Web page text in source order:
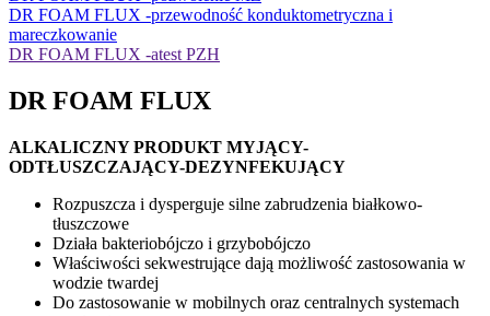
DR FOAM FLUX -przewodność konduktometryczna i
mareczkowanie
DR FOAM FLUX -atest PZH
DR FOAM FLUX
ALKALICZNY PRODUKT MYJĄCY-
ODTŁUSZCZAJĄCY-DEZYNFEKUJĄCY
Rozpuszcza i dysperguje silne zabrudzenia białkowo-
tłuszczowe
Działa bakteriobójczo i grzybobójczo
Właściwości sekwestrujące dają możliwość zastosowania w
wodzie twardej
Do zastosowanie w mobilnych oraz centralnych systemach